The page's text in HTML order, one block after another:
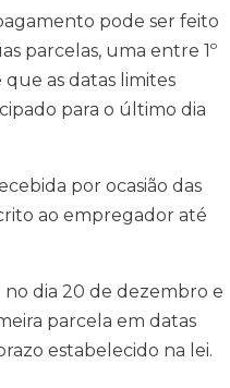
pode ser feito
parcelas, uma entre 1º
as datas limites
para o último dia
por ocasião das
ao empregador até
no dia 20 de dezembro e
parcela em datas
estabelecido na lei.